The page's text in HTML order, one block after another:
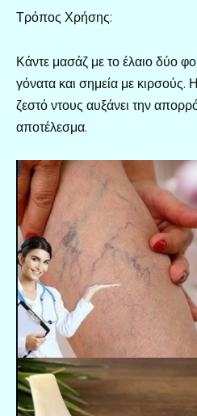
Τρόπος Χρήσης:
Κάντε μασάζ με το έλαιο δύο
γόνατα και σημεία με
ζεστό ντους αυξάνει την
αποτέλεσμα.